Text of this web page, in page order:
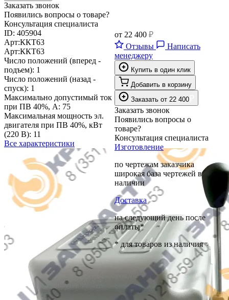
Заказать звонок
Появились вопросы о товаре?
Консультация специалиста
ID: 405904
Арт:ККТ63
Арт:ККТ63
Число положений (вперед -
подъем): 1
Число положений (назад -
спуск): 1
Максимально допустимый ток
при ПВ 40%, А: 75
Максимальная мощность эл.
двигателя при ПВ 40%, кВт
(220 В): 11
Все характеристики
от 22 400 ₽
Отзывы
Написать
менеджеру
Купить в один клик
Добавить в корзину
Заказать от 22 400
Заказать звонок
Появились вопросы о
товаре?
Консультация специалиста
Изготовление
по чертежам заказчика
широкая база чертежей в
наличии
Доставка
на следующий день после
оплаты*
* для товаров из наличия